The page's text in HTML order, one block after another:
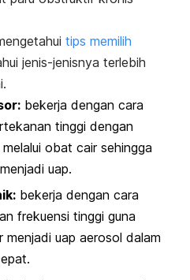
tips memilih
jenis-jenisnya terlebih
bekerja dengan cara
tinggi dengan
obat cair sehingga
uap.
bekerja dengan cara
frekuensi tinggi guna
uap aerosol dalam